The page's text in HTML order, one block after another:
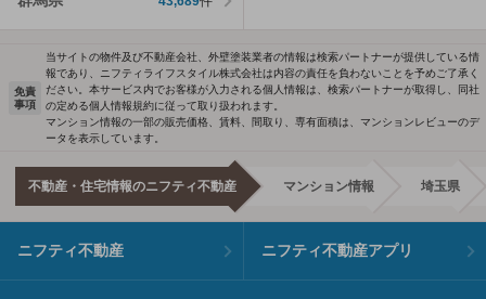
免責
事項
当サイトの物件及び不動産会社、外壁塗装業者の情報は検索パートナーが提供している情
報であり、ニフティライフスタイル株式会社は内容の責任を負わないことを予めご了承く
ださい。本サービス内でお客様が入力される個人情報は、検索パートナーが取得し、同社
の定める個人情報規約に従って取り扱われます。
マンション情報の一部の販売価格、賃料、間取り、専有面積は、マンションレビューのデ
ータを表示しています。
不動産・住宅情報のニフティ不動産 マンション情報 埼玉県
ニフティ不動産 ニフティ不動産アプリ